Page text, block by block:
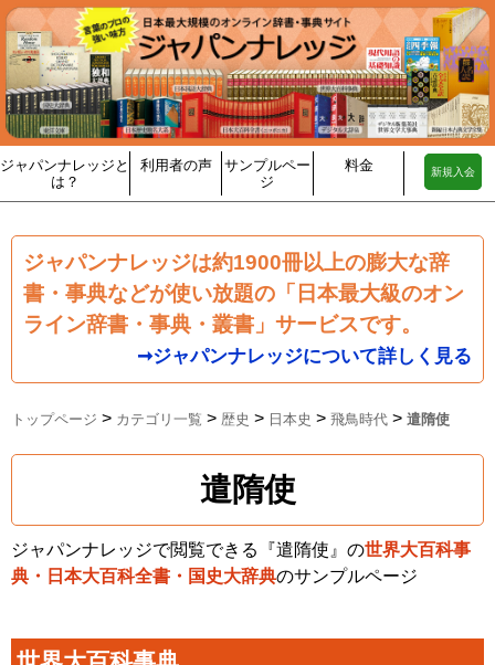
ジャパンナレッジと
は？
利用者の声
サンプルペー
ジ
料金 新規入会
ジャパンナレッジは約1900冊以上の膨大な辞
書・事典などが使い放題の「日本最大級のオン
ライン辞書・事典・叢書」サービスです。
➞ジャパンナレッジについて詳しく見る
トップページ > カテゴリ一覧 > 歴史 > 日本史 > 飛鳥時代 > 遣隋使
遣隋使
ジャパンナレッジで閲覧できる『遣隋使』の世界大百科事
典・日本大百科全書・国史大辞典のサンプルページ